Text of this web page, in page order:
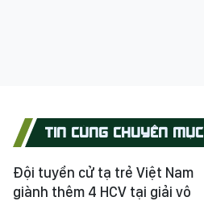
TIN CÙNG CHUYÊN MỤC
Đội tuyển cử tạ trẻ Việt Nam
giành thêm 4 HCV tại giải vô